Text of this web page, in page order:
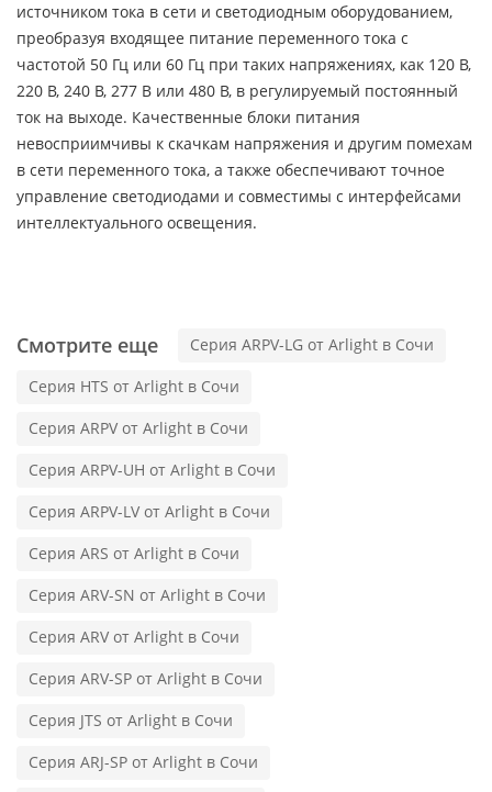
источником тока в сети и светодиодным оборудованием,
преобразуя входящее питание переменного тока с
частотой 50 Гц или 60 Гц при таких напряжениях, как 120 В,
220 В, 240 В, 277 В или 480 В, в регулируемый постоянный
ток на выходе. Качественные блоки питания
невосприимчивы к скачкам напряжения и другим помехам
в сети переменного тока, а также обеспечивают точное
управление светодиодами и совместимы с интерфейсами
интеллектуального освещения.
Смотрите еще
Серия ARPV-LG от Arlight в Сочи
Серия HTS от Arlight в Сочи
Серия ARPV от Arlight в Сочи
Серия ARPV-UH от Arlight в Сочи
Серия ARPV-LV от Arlight в Сочи
Серия ARS от Arlight в Сочи
Серия ARV-SN от Arlight в Сочи
Серия ARV от Arlight в Сочи
Серия ARV-SP от Arlight в Сочи
Серия JTS от Arlight в Сочи
Серия ARJ-SP от Arlight в Сочи